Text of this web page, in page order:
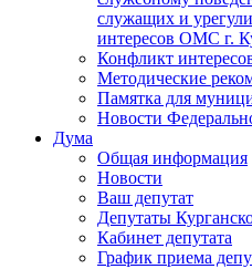
служащих и
интересов ОМС г.
Конфликт
Методические
Памятка для
Новости
Дума
Общая информация
Новости
Ваш депутат
Депутаты
Кабинет депутата
График приема